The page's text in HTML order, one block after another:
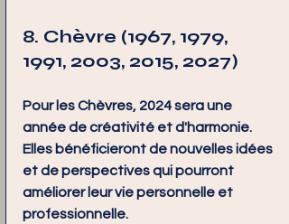
8. Chèvre (1967, 1979,
1991, 2003, 2015, 2027)
Pour les Chèvres, 2024 sera une
année de créativité et d'harmonie.
Elles bénéficieront de nouvelles idées
et de perspectives qui pourront
améliorer leur vie personnelle et
professionnelle.